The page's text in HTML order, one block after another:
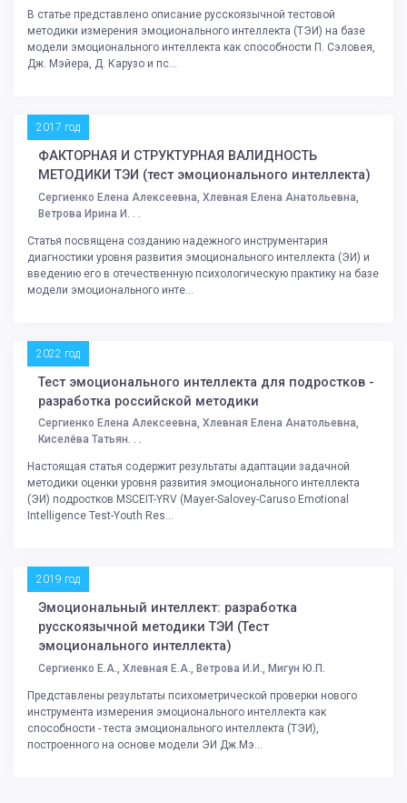
В статье представлено описание русскоязычной тестовой
методики измерения эмоционального интеллекта (ТЭИ) на базе
модели эмоционального интеллекта как способности П. Сэловея,
Дж. Мэйера, Д. Карузо и пс...
2017 год
ФАКТОРНАЯ И СТРУКТУРНАЯ ВАЛИДНОСТЬ
МЕТОДИКИ ТЭИ (тест эмоционального интеллекта)
Сергиенко Елена Алексеевна, Хлевная Елена Анатольевна,
Ветрова Ирина И. . .
Статья посвящена созданию надежного инструментария
диагностики уровня развития эмоционального интеллекта (ЭИ) и
введению его в отечественную психологическую практику на базе
модели эмоционального инте...
2022 год
Тест эмоционального интеллекта для подростков -
разработка российской методики
Сергиенко Елена Алексеевна, Хлевная Елена Анатольевна,
Киселёва Татьян. . .
Настоящая статья содержит результаты адаптации задачной
методики оценки уровня развития эмоционального интеллекта
(ЭИ) подростков MSCEIT-YRV (Mayer-Salovey-Caruso Emotional
Intelligence Test-Youth Res...
2019 год
Эмоциональный интеллект: разработка
русскоязычной методики ТЭИ (Тест
эмоционального интеллекта)
Сергиенко Е.А., Хлевная Е.А., Ветрова И.И., Мигун Ю.П.
Представлены результаты психометрической проверки нового
инструмента измерения эмоционального интеллекта как
способности - теста эмоционального интеллекта (ТЭИ),
построенного на основе модели ЭИ Дж.Мэ...